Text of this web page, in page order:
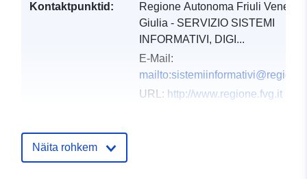
Kontaktpunktid:
Regione Autonoma Friuli Venezia
Giulia - SERVIZIO SISTEMI
INFORMATIVI, DIGI...
E-Mail:
URL: http://www.regione.fvg.it
Näita rohkem